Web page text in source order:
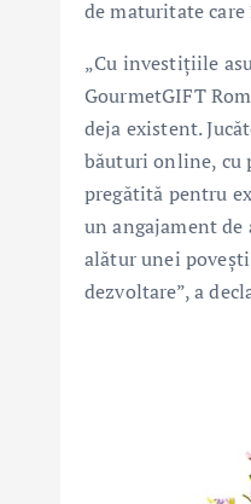
de maturitate
„Cu investițiile
GourmetGIFT
deja existent.
băuturi online, cu
pregătită pentru
un angajament de
alătur unei
dezvoltare”, a